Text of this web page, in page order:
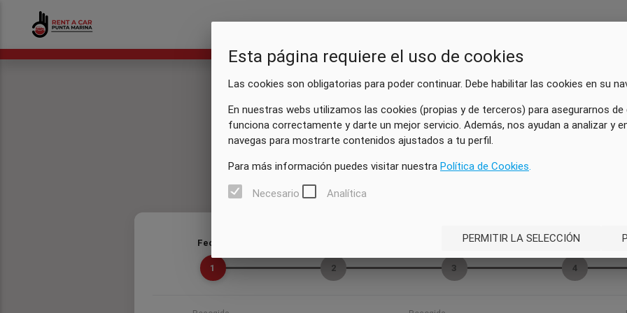
Esta página requiere el uso de cookies
Las cookies son obligatorias para poder continuar. Debe habilitar las cookies en su
En nuestras webs utilizamos las cookies (propias y de terceros) para asegurarnos de
funciona correctamente y darte un mejor servicio. Además, nos ayudan a analizar y
navegas para mostrarte contenidos ajustados a tu perfil.
Para más información puedes visitar nuestra Política de Cookies.
Necesario Analítica
PERMITIR LA SELECCIÓN
Fechas
1 2
Extras
3
Mis datos
4